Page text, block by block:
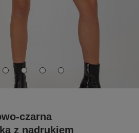
czarna
z nadrukiem